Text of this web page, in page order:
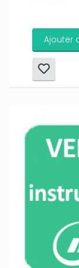
Ajouter